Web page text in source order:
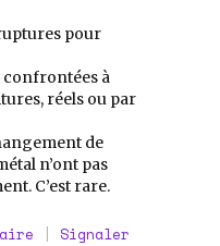
pour
confrontées à
réels ou par
de
n’ont pas
C’est rare.
| Signaler